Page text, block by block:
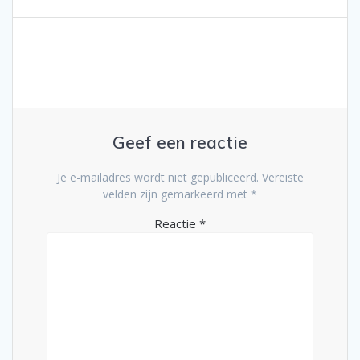
Geef een reactie
Je e-mailadres wordt niet gepubliceerd. Vereiste
velden zijn gemarkeerd met *
Reactie *